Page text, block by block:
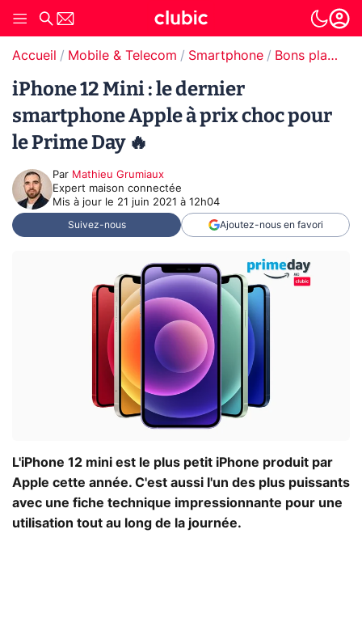
Accueil Mobile & Telecom Smartphone Bons plans Smartphones
iPhone 12 Mini : le dernier
smartphone Apple à prix choc pour
le Prime Day 🔥
Par Mathieu Grumiaux
Expert maison connectée
Mis à jour le 21 juin 2021 à 12h04
Suivez-nous Ajoutez-nous en favori
L'iPhone 12 mini est le plus petit iPhone produit par
Apple cette année. C'est aussi l'un des plus puissants
avec une fiche technique impressionnante pour une
utilisation tout au long de la journée.